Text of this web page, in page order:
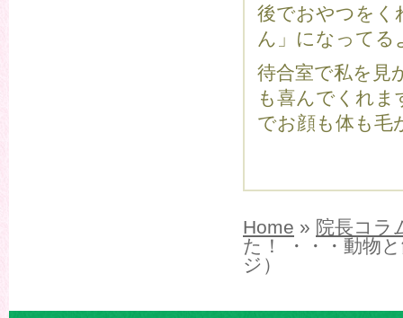
後でおやつをく
ん」になってる
待合室で私を見
も喜んでくれ
でお顔も体も毛
Home » 院長コラ
た！ ・・・動物
ジ）